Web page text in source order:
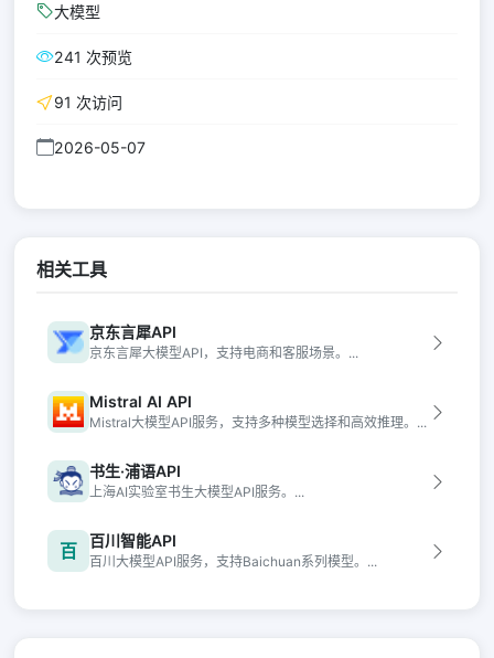
大模型
241 次预览
91 次访问
2026-05-07
相关工具
京东言犀API
京东言犀大模型API，支持电商和客服场景。...
Mistral AI API
Mistral大模型API服务，支持多种模型选择和高效推理。...
书生·浦语API
上海AI实验室书生大模型API服务。...
百 百川智能API
百川大模型API服务，支持Baichuan系列模型。...